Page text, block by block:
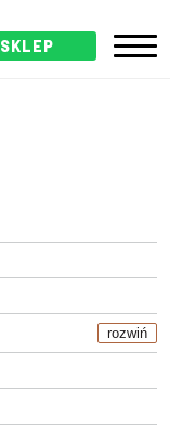
SKLEP
rozwiń